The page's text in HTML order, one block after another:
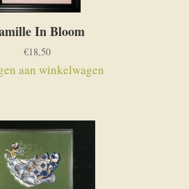
In Bloom
€18,50
aan winkelwagen